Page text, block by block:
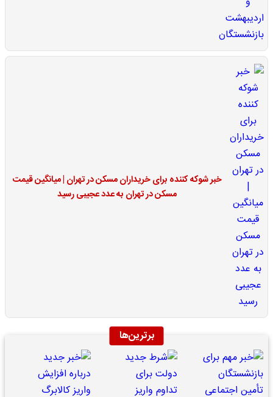
خبر شوکه کننده برای خریداران مسکن در تهران | میانگین قیمت
مسکن در تهران به عدد عجیبی رسید
برترین‌ها